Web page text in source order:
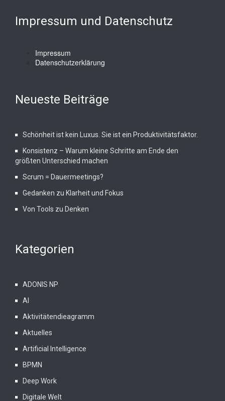
Impressum und Datenschutz
Impressum
Datenschutzerklärung
Neueste Beiträge
Schönheit ist kein Luxus. Sie ist ein Produktivitätsfaktor.
Konsistenz – Warum kleine Schritte am Ende den
größten Unterschied machen
Scrum = Dauermeetings?
Gedanken zu Klarheit und Fokus
Von Tools zu Denken
Kategorien
ADONIS NP
AI
Aktivitätendieagramm
Aktuelles
Artificial Intelligence
BPMN
Deep Work
Digitale Welt